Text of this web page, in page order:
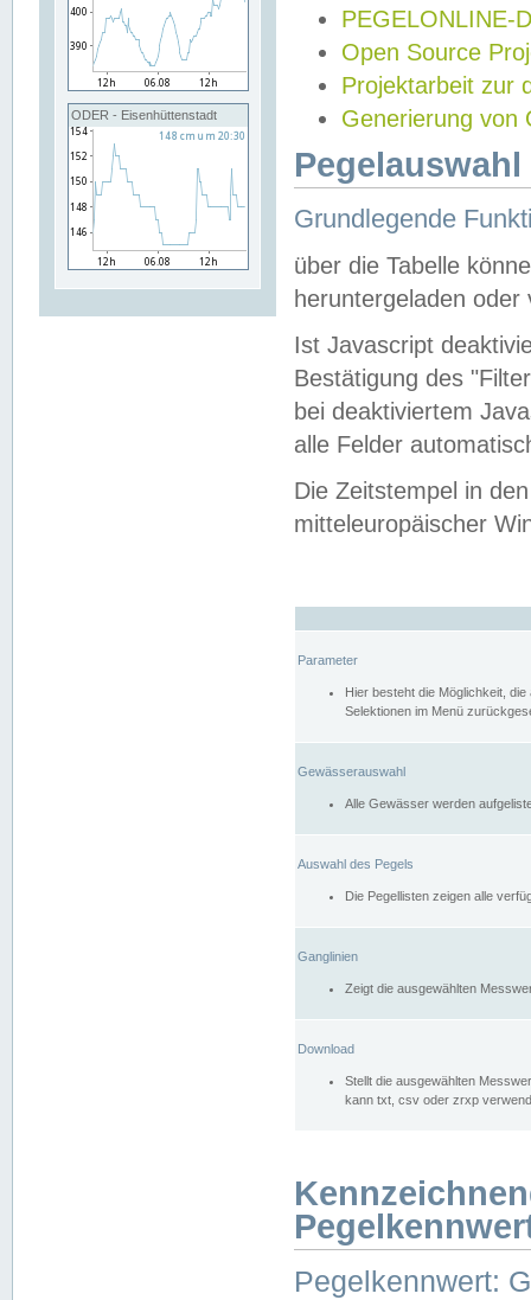
ODER - Eisenhüttenstadt
PEGELONLINE-
Open Source
Projektarbeit zur
Generierung von
Grundlegende
über die Tabelle
heruntergeladen oder
Ist Javascript
Bestätigung des
bei deaktiviertem
alle Felder
Die Zeitstempel in
mitteleuropäischer
Parameter
Hier besteht die Möglichkeit,
Selektionen im Menü
Gewässerauswahl
Alle Gewässer werden
Auswahl des Pegels
Die Pegellisten zeigen alle
Ganglinien
Zeigt die ausgewählten
Download
Stellt die ausgewählten
kann txt, csv oder zrxp
Pegelkennwert: